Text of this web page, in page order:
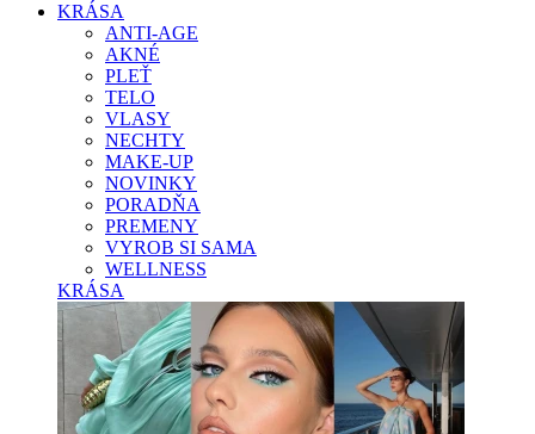
KRÁSA
ANTI-AGE
AKNÉ
PLEŤ
TELO
VLASY
NECHTY
MAKE-UP
NOVINKY
PORADŇA
PREMENY
VYROB SI SAMA
WELLNESS
KRÁSA